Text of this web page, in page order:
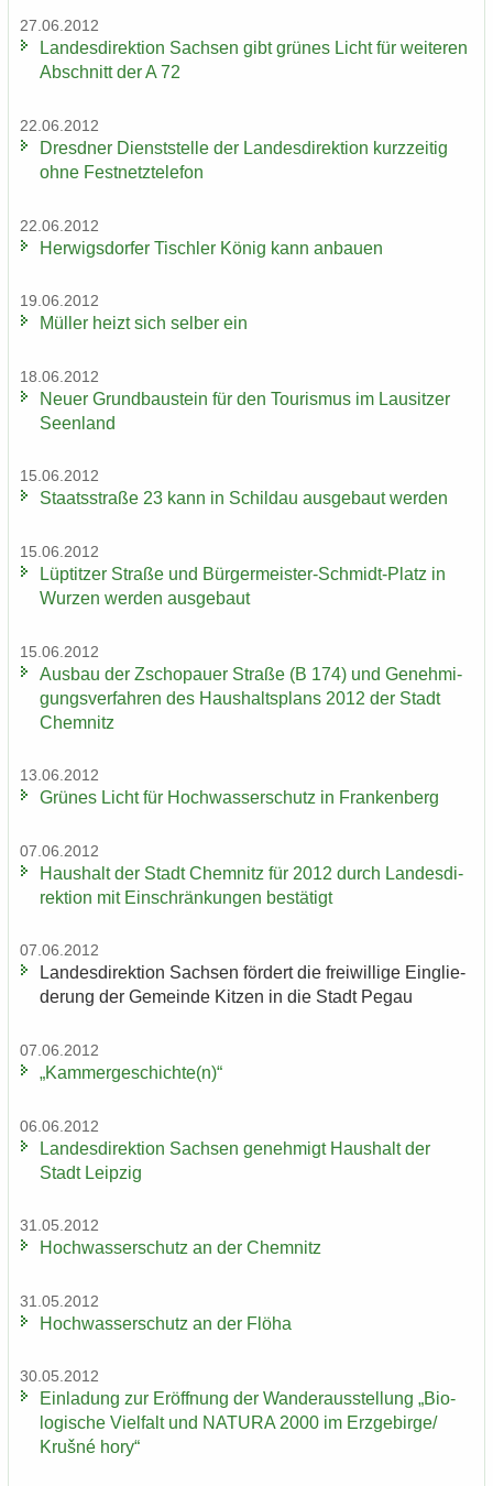
27.06.2012
Lan­des­di­rek­ti­on Sach­sen gibt grü­nes Licht für wei­te­ren
Ab­schnitt der A 72
22.06.2012
Dresd­ner Dienst­stel­le der Lan­des­di­rek­ti­on kurz­zei­tig
ohne Fest­netz­te­le­fon
22.06.2012
Her­wigs­dor­fer Tisch­ler König kann an­bau­en
19.06.2012
Mül­ler heizt sich sel­ber ein
18.06.2012
Neuer Grund­bau­stein für den Tou­ris­mus im Lau­sit­zer
Se­en­land
15.06.2012
Staats­stra­ße 23 kann in Schildau aus­ge­baut wer­den
15.06.2012
Lüp­tit­zer Stra­ße und Bürgermeister-​Schmidt-Platz in
Wur­zen wer­den aus­ge­baut
15.06.2012
Aus­bau der Zscho­pau­er Stra­ße (B 174) und Ge­neh­mi­
gungs­ver­fah­ren des Haus­halts­plans 2012 der Stadt
Chem­nitz
13.06.2012
Grü­nes Licht für Hoch­was­ser­schutz in Fran­ken­berg
07.06.2012
Haus­halt der Stadt Chem­nitz für 2012 durch Lan­des­di­
rek­ti­on mit Ein­schrän­kun­gen be­stä­tigt
07.06.2012
Lan­des­di­rek­ti­on Sach­sen för­dert die frei­wil­li­ge Ein­glie­
de­rung der Ge­mein­de Kit­zen in die Stadt Pegau
07.06.2012
„Kam­mer­ge­schich­te(n)“
06.06.2012
Lan­des­di­rek­ti­on Sach­sen ge­neh­migt Haus­halt der
Stadt Leip­zig
31.05.2012
Hoch­was­ser­schutz an der Chem­nitz
31.05.2012
Hoch­was­ser­schutz an der Flöha
30.05.2012
Ein­la­dung zur Er­öff­nung der Wan­der­aus­stel­lung „Bio­
lo­gi­sche Viel­falt und NA­TU­RA 2000 im Erz­ge­bir­ge/
Krušné hory“